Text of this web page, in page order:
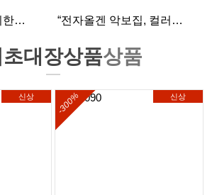
한
“전자올겐 악보집, 컬러
제작했습니다.”
대장상품상품
신상 신상
-300%